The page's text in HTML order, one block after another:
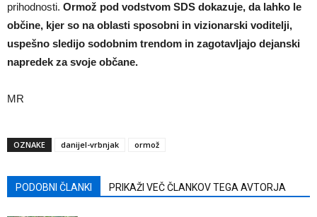
prihodnosti. Ormož pod vodstvom SDS dokazuje, da lahko le
občine, kjer so na oblasti sposobni in vizionarski voditelji,
uspešno sledijo sodobnim trendom in zagotavljajo dejanski
napredek za svoje občane.
MR
OZNAKE danijel-vrbnjak ormož
PODOBNI ČLANKI PRIKAŽI VEČ ČLANKOV TEGA AVTORJA